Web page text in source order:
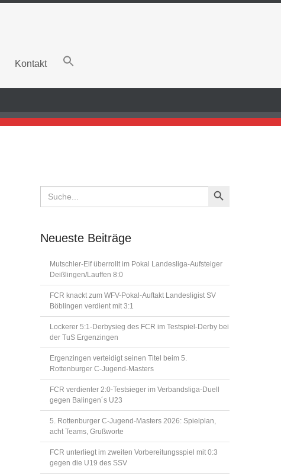
Kontakt
Search
for:
Search Button
Neueste Beiträge
Mutschler-Elf überrollt im Pokal Landesliga-Aufsteiger
Deißlingen/Lauffen 8:0
FCR knackt zum WFV-Pokal-Auftakt Landesligist SV
Böblingen verdient mit 3:1
Lockerer 5:1-Derbysieg des FCR im Testspiel-Derby bei
der TuS Ergenzingen
Ergenzingen verteidigt seinen Titel beim 5.
Rottenburger C-Jugend-Masters
FCR verdienter 2:0-Testsieger im Verbandsliga-Duell
gegen Balingen´s U23
5. Rottenburger C-Jugend-Masters 2026: Spielplan,
acht Teams, Grußworte
FCR unterliegt im zweiten Vorbereitungsspiel mit 0:3
gegen die U19 des SSV